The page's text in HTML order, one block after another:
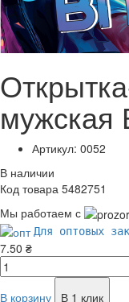
мужская
Артикул: 0052
В наличии
Код товара 5482751
Мы работаем с
Для оптовых
7.50 ₴
В корзину
В 1 клик